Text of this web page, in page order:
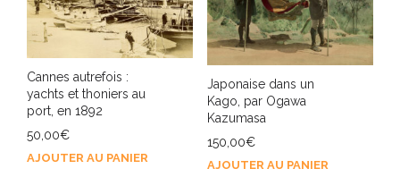
Cannes autrefois :
yachts et thoniers au
port, en 1892
50,00€
AJOUTER AU PANIER
Japonaise dans un
Kago, par Ogawa
Kazumasa
150,00€
AJOUTER AU PANIER